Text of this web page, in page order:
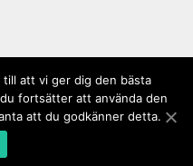
Plantskola
att vi ger dig den bästa
fortsätter att använda den
att du godkänner detta.